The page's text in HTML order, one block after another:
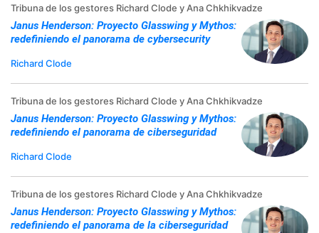
Tribuna de los gestores Richard Clode y Ana Chkhikvadze
Janus Henderson: Proyecto Glasswing y Mythos:
redefiniendo el panorama de cybersecurity
Richard Clode
Tribuna de los gestores Richard Clode y Ana Chkhikvadze
Janus Henderson: Proyecto Glasswing y Mythos:
redefiniendo el panorama de ciberseguridad
Richard Clode
Tribuna de los gestores Richard Clode y Ana Chkhikvadze
Janus Henderson: Proyecto Glasswing y Mythos:
redefiniendo el panorama de la ciberseguridad